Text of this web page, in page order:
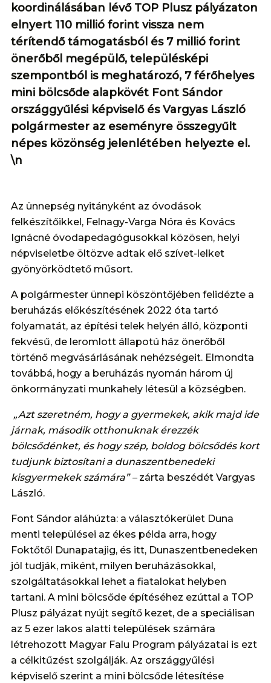
koordinálásában lévő TOP Plusz pályázaton
elnyert 110 millió forint vissza nem
térítendő támogatásból és 7 millió forint
önerőből megépülő, településképi
szempontból is meghatározó, 7 férőhelyes
mini bölcsőde alapkövét Font Sándor
országgyűlési képviselő és Vargyas László
polgármester az eseményre összegyűlt
népes közönség jelenlétében helyezte el.
\n
Az ünnepség nyitányként az óvodások
felkészítőikkel, Felnagy-Varga Nóra és Kovács
Ignácné óvodapedagógusokkal közösen, helyi
népviseletbe öltözve adtak elő szívet-lelket
gyönyörködtető műsort.
A polgármester ünnepi köszöntőjében felidézte a
beruházás előkészítésének 2022 óta tartó
folyamatát, az építési telek helyén álló, központi
fekvésű, de leromlott állapotú ház önerőből
történő megvásárlásának nehézségeit. Elmondta
továbbá, hogy a beruházás nyomán három új
önkormányzati munkahely létesül a községben.
„Azt szeretném, hogy a gyermekek, akik majd ide
járnak, második otthonuknak érezzék
bölcsődénket, és hogy szép, boldog bölcsődés kort
tudjunk biztosítani a dunaszentbenedeki
kisgyermekek számára” –zárta beszédét Vargyas
László.
Font Sándor aláhúzta: a választókerület Duna
menti települései az ékes példa arra, hogy
Foktőtől Dunapatajig, és itt, Dunaszentbenedeken
jól tudják, miként, milyen beruházásokkal,
szolgáltatásokkal lehet a fiatalokat helyben
tartani. A mini bölcsőde építéséhez ezúttal a TOP
Plusz pályázat nyújt segítő kezet, de a speciálisan
az 5 ezer lakos alatti települések számára
létrehozott Magyar Falu Program pályázatai is ezt
a célkitűzést szolgálják. Az országgyűlési
képviselő szerint a mini bölcsőde létesítése